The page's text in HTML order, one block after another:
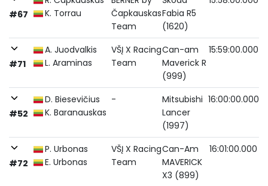
#67
K. Torrau
Čapkauskas
Team
Fabia R5
(1620)
#71
A. Juodvalkis
L. Araminas
VŠĮ X Racing
Team
Can-am
Maverick R
(999)
15:59:00.000
#52
D. Biesevičius
K. Baranauskas
-
Mitsubishi
Lancer
(1997)
16:00:00.000
#72
P. Urbonas
E. Urbonas
VŠĮ X Racing
Team
Can-Am
MAVERICK
X3 (899)
16:01:00.000